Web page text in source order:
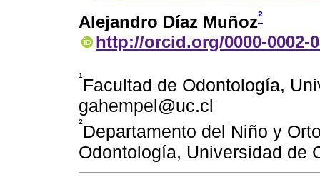
Alejandro Díaz Muñoz²
http://orcid.org/0000-0002-
¹Facultad de Odontología,
gahempel@uc.cl
²Departamento del Niño y
Odontología, Universidad de